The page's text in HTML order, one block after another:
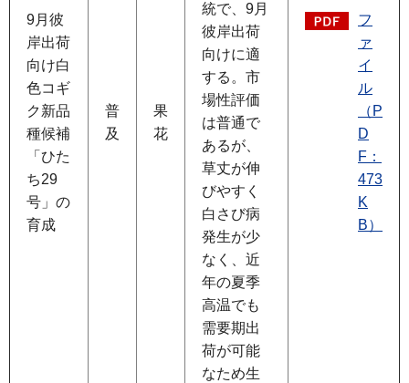
9月彼
岸出荷
向け白
色コギ
ク新品
種候補
「ひた
ち29
号」の
育成
普
及
果
花
統で、9月
彼岸出荷
向けに適
する。市
場性評価
は普通で
あるが、
草丈が伸
びやすく
白さび病
発生が少
なく、近
年の夏季
高温でも
需要期出
荷が可能
なため生
フ
ァ
イ
ル
（P
D
F：
473
K
B）